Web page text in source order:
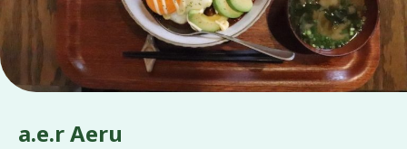
a.e.r Aeru